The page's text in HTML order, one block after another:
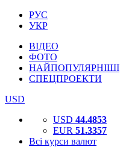
РУС
УКР
ВІДЕО
ФОТО
НАЙПОПУЛЯРНІШІ
СПЕЦПРОЕКТИ
USD
USD 44.4853
EUR 51.3357
Всі курси валют